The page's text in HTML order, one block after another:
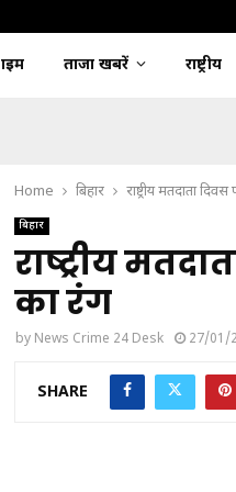
क्राइम ताजा खबरें राष्ट्रीय
Home बिहार राष्ट्रीय मतदाता
बिहार
राष्ट्रीय
का रंग
by News Crime 24 Desk 27/01/
SHARE